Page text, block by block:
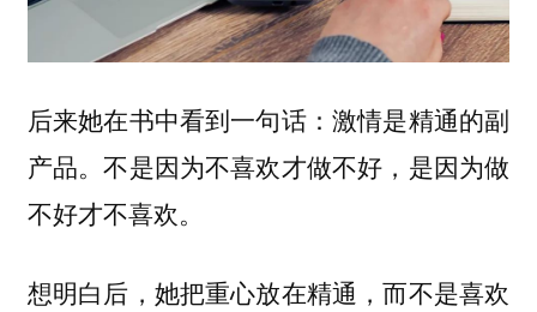
后来她在书中看到一句话：激情是精通的副
产品。不是因为不喜欢才做不好，是因为做
不好才不喜欢。
想明白后，她把重心放在精通，而不是喜欢